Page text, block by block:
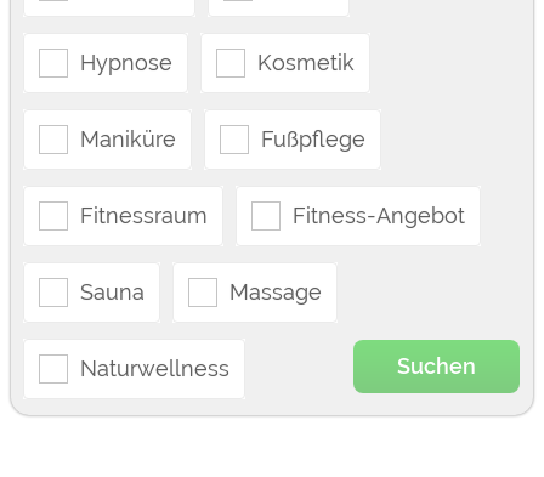
Hypnose Kosmetik
Maniküre Fußpflege
Fitnessraum Fitness-Angebot
Sauna Massage
Naturwellness Suchen